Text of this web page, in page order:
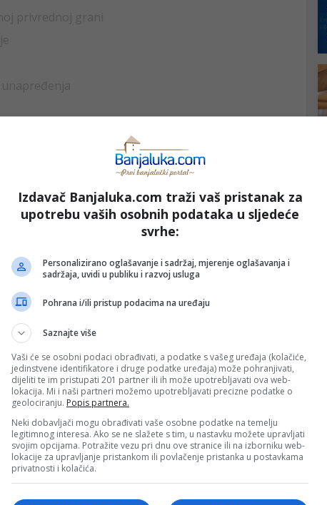
a najkasnije do 18.6.2026. putem opcije
a podaci ostalih kandidata ostaće u našoj bazi
pismo i pismo preporuke možete ih preuzeti
uz prijavu obavezno navedite da se prijavljujete na
Izdavač Banjaluka.com traži vaš pristanak za
upotrebu vaših osobnih podataka u sljedeće
svrhe:
Personalizirano oglašavanje i sadržaj, mjerenje oglašavanja i
sadržaja, uvidi u publiku i razvoj usluga
Pohrana i/ili pristup podacima na uređaju
Saznajte više
Vaši će se osobni podaci obrađivati, a podatke s vašeg uređaja (kolačiće,
jedinstvene identifikatore i druge podatke uređaja) može pohranjivati,
dijeliti te im pristupati 201 partner ili ih može upotrebljavati ova web-
lokacija. Mi i naši partneri možemo upotrebljavati precizne podatke o
geolociranju. Popis partnera.
Neki dobavljači mogu obrađivati vaše osobne podatke na temelju
legitimnog interesa. Ako se ne slažete s tim, u nastavku možete upravljati
svojim opcijama. Potražite vezu pri dnu ove stranice ili na izborniku web-
lokacije za upravljanje pristankom ili povlačenje pristanka u postavkama
privatnosti i kolačića.